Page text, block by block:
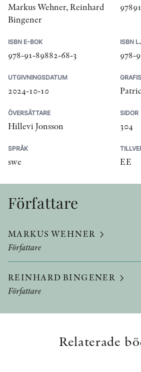
Markus Wehner, Reinhard
Bingener
ISBN E-BOK
978-91-89882-68-3
ISBN
978-
UTGIVNINGSDATUM
2024-10-10
ÖVERSÄTTARE
Hillevi Jonsson
SIDOR
304
SPRÅK
swe EE
Författare
MARKUS WEHNER
Författare
REINHARD BINGENER
Författare
Relaterade